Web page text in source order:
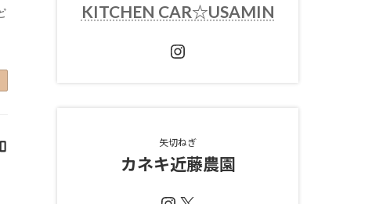
KITCHEN CAR☆USAMIN
Instagram
矢切ねぎ
カネキ近藤農園